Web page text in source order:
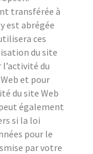
transférée à
est abrégée
ces
du site
du
et pour
du site Web
également
si la loi
pour le
par votre